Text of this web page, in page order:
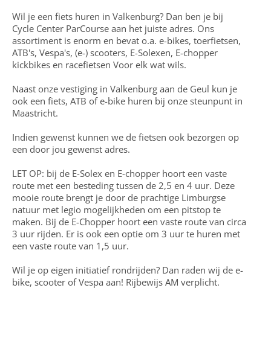
Wil je een fiets huren in Valkenburg? Dan ben je bij
Cycle Center ParCourse aan het juiste adres. Ons
assortiment is enorm en bevat o.a. e-bikes, toerfietsen,
ATB's, Vespa's, (e-) scooters, E-Solexen, E-chopper
kickbikes en racefietsen Voor elk wat wils.
Naast onze vestiging in Valkenburg aan de Geul kun je
ook een fiets, ATB of e-bike huren bij onze steunpunt in
Maastricht.
Indien gewenst kunnen we de fietsen ook bezorgen op
een door jou gewenst adres.
LET OP: bij de E-Solex en E-chopper hoort een vaste
route met een besteding tussen de 2,5 en 4 uur. Deze
mooie route brengt je door de prachtige Limburgse
natuur met legio mogelijkheden om een pitstop te
maken. Bij de E-Chopper hoort een vaste route van circa
3 uur rijden. Er is ook een optie om 3 uur te huren met
een vaste route van 1,5 uur.
Wil je op eigen initiatief rondrijden? Dan raden wij de e-
bike, scooter of Vespa aan! Rijbewijs AM verplicht.